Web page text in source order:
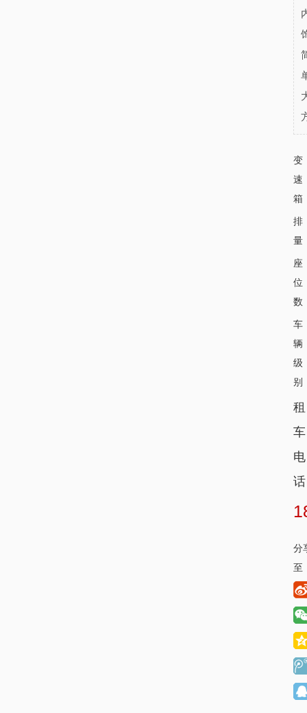
变
速
箱
排
量
座
位
数
车
辆
级
别
租
车
电
分
至